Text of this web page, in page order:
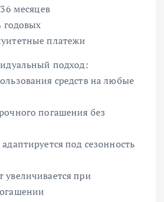
месяцев
годовых
платежи
подход:
средств на любые
погашения без
под сезонность
при